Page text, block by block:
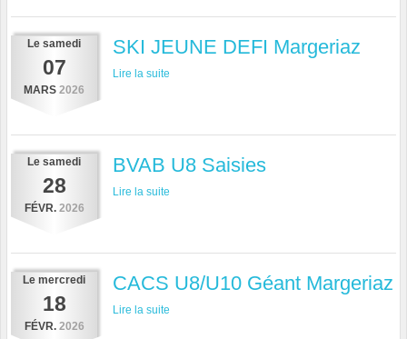
Le samedi
07
MARS 2026
SKI JEUNE DEFI Margeriaz
Lire la suite
Le samedi
28
FÉVR. 2026
BVAB U8 Saisies
Lire la suite
Le mercredi
18
FÉVR. 2026
CACS U8/U10 Géant Margeriaz
Lire la suite